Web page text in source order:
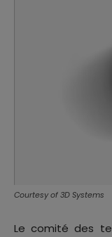
Courtesy of 3D Systems
Le comité des